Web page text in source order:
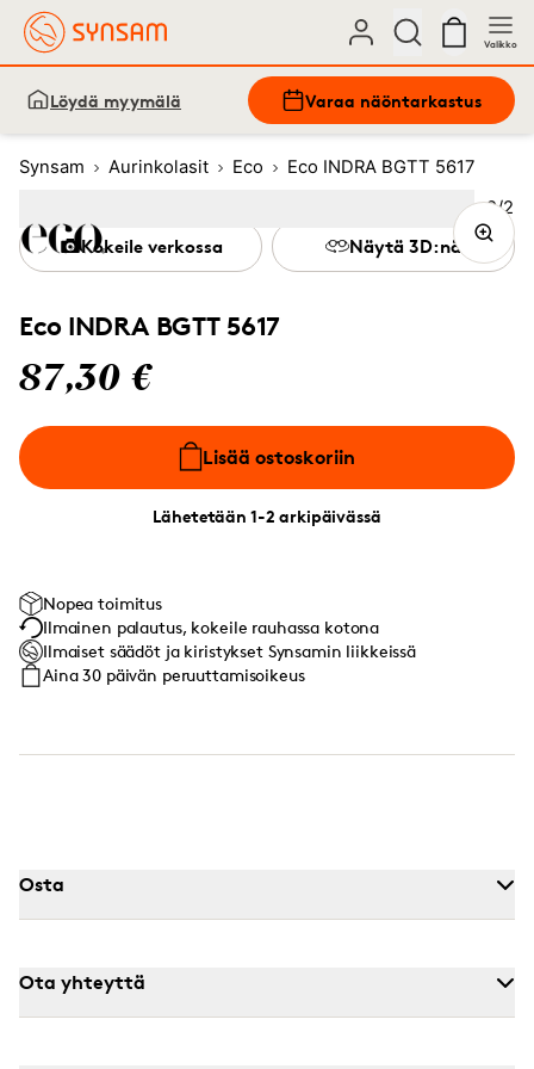
Valikko
Löydä myymälä Varaa näöntarkastus
Synsam Aurinkolasit Eco Eco INDRA BGTT 5617
Eco INDRA BGTT 5617
87,30 €
Lisää ostoskoriin
Lähetetään 1-2 arkipäivässä
Kokeile verkossa Näytä 3D:nä
Nopea toimitus
Ilmainen palautus, kokeile rauhassa kotona
Ilmaiset säädöt ja kiristykset Synsamin liikkeissä
Aina 30 päivän peruuttamisoikeus
Kuva
2/2
(Current image)
Osta
Ota yhteyttä